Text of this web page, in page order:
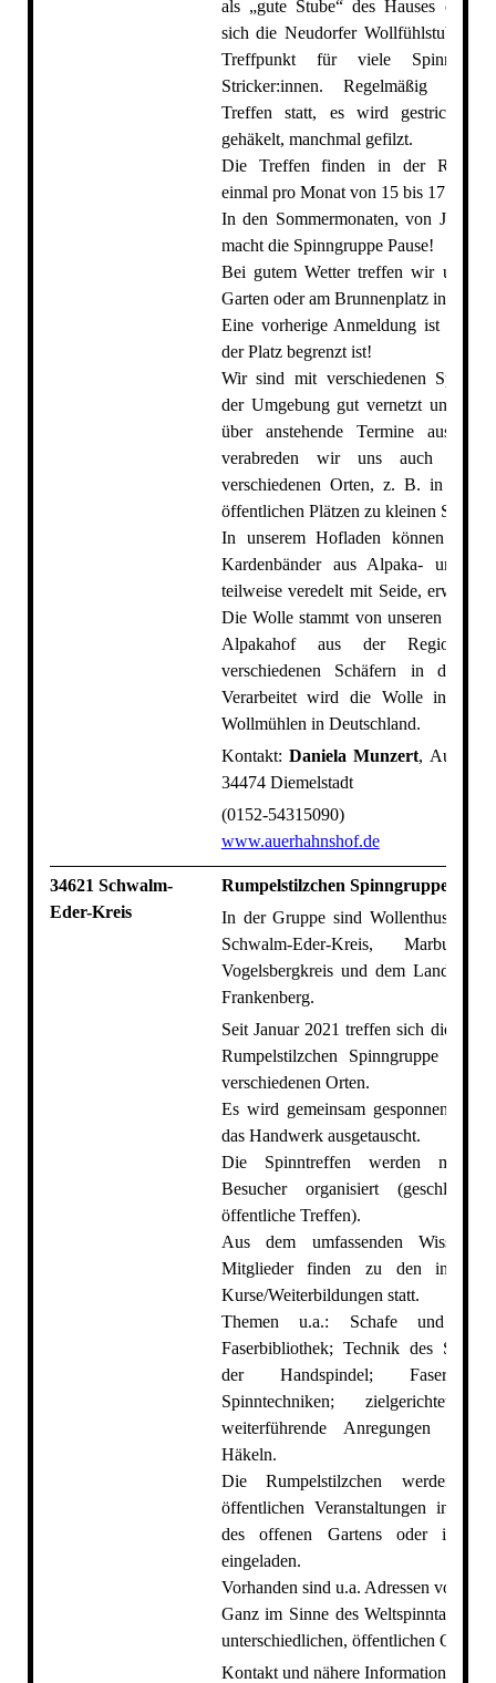
als „gute Stube“ des Hauses
sich die Neudorfer Wollfühlstube.
Treffpunkt für viele
Stricker:innen. Regelmäßig
Treffen statt, es wird gestrickt,
gehäkelt, manchmal gefilzt.
Die Treffen finden in der Regel
einmal pro Monat von 15 bis 17 Uhr,
In den Sommermonaten, von Juni
macht die Spinngruppe Pause!
Bei gutem Wetter treffen wir uns
Garten oder am Brunnenplatz in
Eine vorherige Anmeldung ist
der Platz begrenzt ist!
Wir sind mit verschiedenen
der Umgebung gut vernetzt und
über anstehende Termine aus.
verabreden wir uns auch
verschiedenen Orten, z. B. in
öffentlichen Plätzen zu kleinen
In unserem Hofladen können
Kardenbänder aus Alpaka- und
teilweise veredelt mit Seide,
Die Wolle stammt von unseren
Alpakahof aus der Region
verschiedenen Schäfern in der
Verarbeitet wird die Wolle in
Wollmühlen in Deutschland.
Kontakt:Daniela Munzert,
34474 Diemelstadt
(0152-54315090)
www.auerhahnshof.de
34621 Schwalm-
Eder-Kreis
Rumpelstilzchen Spinngruppe
In der Gruppe sind Wollenthusiasten
Schwalm-Eder-Kreis, Marburg-
Vogelsbergkreis und dem Landkreis
Frankenberg.
Seit Januar 2021 treffen sich die
Rumpelstilzchen Spinngruppe
verschiedenen Orten.
Es wird gemeinsam gesponnen und
das Handwerk ausgetauscht.
Die Spinntreffen werden mit
Besucher organisiert
öffentliche Treffen).
Aus dem umfassenden
Mitglieder finden zu den
Kurse/Weiterbildungen statt.
Themen u.a.: Schafe und
Faserbibliothek; Technik des
der Handspindel;
Spinntechniken; zielgerichtetes
weiterführende Anregungen z.B.
Häkeln.
Die Rumpelstilzchen werden
öffentlichen Veranstaltungen in
des offenen Gartens oder im
eingeladen.
Vorhanden sind u.a. Adressen von
Ganz im Sinne des Weltspinntages
unterschiedlichen, öffentlichen Ort
Kontakt und nähere Informationen